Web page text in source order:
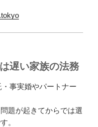
遅い家族の法務
事実婚やパートナー
題が起きてからでは選
。